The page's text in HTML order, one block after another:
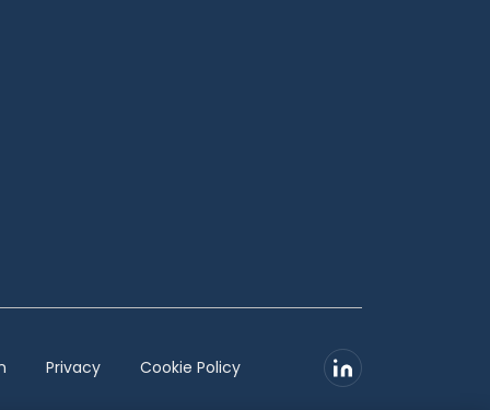
Privacy Cookie Policy